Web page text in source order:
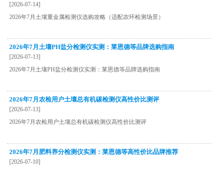
[2026-07-14]
2026年7月土壤重金属检测仪选购攻略（适配农环检测场景）
2026年7月土壤PH盐分检测仪实测：莱恩德等品牌选购指南
[2026-07-13]
2026年7月土壤PH盐分检测仪实测：莱恩德等品牌选购指南
2026年7月农检用户土壤总有机碳检测仪高性价比测评
[2026-07-13]
2026年7月农检用户土壤总有机碳检测仪高性价比测评
2026年7月肥料养分检测仪实测：莱恩德等高性价比品牌推荐
[2026-07-10]